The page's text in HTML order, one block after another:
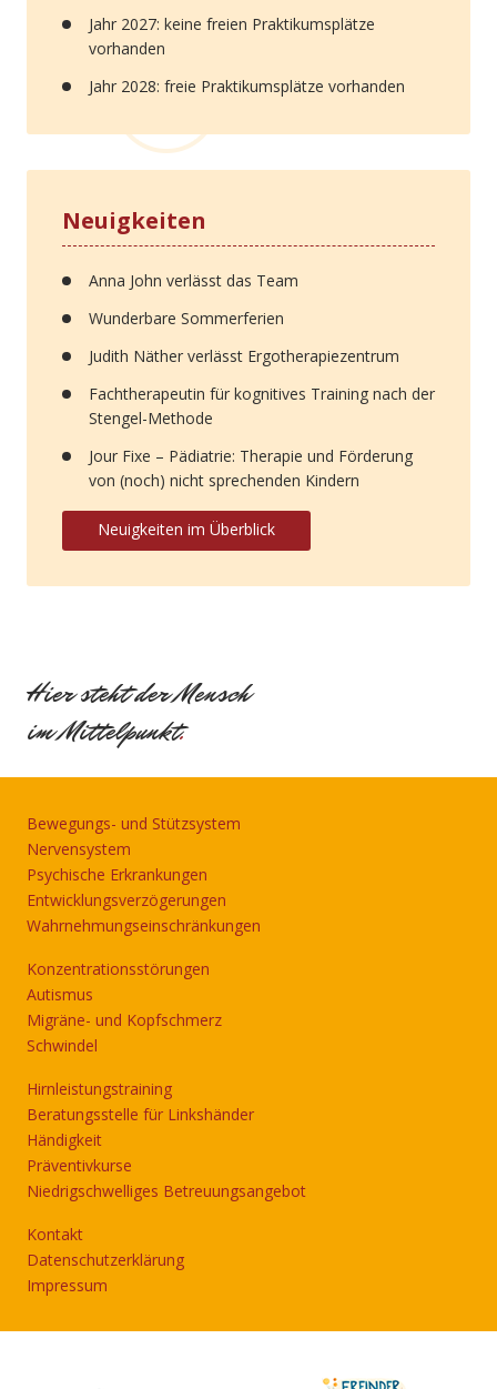
Jahr 2027: keine freien Praktikumsplätze
vorhanden
Jahr 2028: freie Praktikumsplätze vorhanden
Neuigkeiten
Anna John verlässt das Team
Wunderbare Sommerferien
Judith Näther verlässt Ergotherapiezentrum
Fachtherapeutin für kognitives Training nach der
Stengel-Methode
Jour Fixe – Pädiatrie: Therapie und Förderung
von (noch) nicht sprechenden Kindern
Neuigkeiten im Überblick
Hier steht der Mensch
im Mittelpunkt.
Bewegungs- und Stützsystem
Nervensystem
Psychische Erkrankungen
Entwicklungsverzögerungen
Wahrnehmungseinschränkungen
Konzentrationsstörungen
Autismus
Migräne- und Kopfschmerz
Schwindel
Hirnleistungstraining
Beratungsstelle für Linkshänder
Händigkeit
Präventivkurse
Niedrigschwelliges Betreuungsangebot
Kontakt
Datenschutzerklärung
Impressum